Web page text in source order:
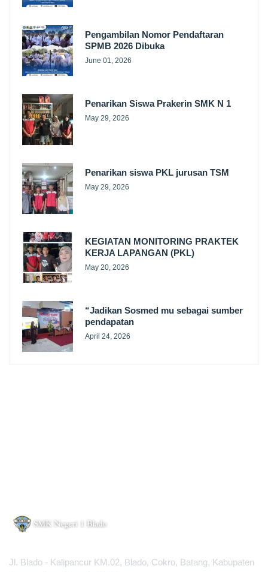
Pengambilan Nomor Pendaftaran
SPMB 2026 Dibuka
June 01, 2026
Penarikan Siswa Prakerin SMK N 1
May 29, 2026
Penarikan siswa PKL jurusan TSM
May 29, 2026
KEGIATAN MONITORING PRAKTEK
KERJA LAPANGAN (PKL)
May 20, 2026
“Jadikan Sosmed mu sebagai sumber
pendapatan
April 24, 2026
Jl. Blado - Kalipancur KM.02, Blado, Cokro, Batang, Kabupaten